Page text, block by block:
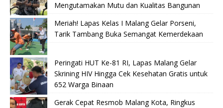
Mengutamakan Mutu dan Kualitas Bangunan
Meriah! Lapas Kelas I Malang Gelar Porseni,
Tarik Tambang Buka Semangat Kemerdekaan
Peringati HUT Ke-81 RI, Lapas Malang Gelar
Skrining HIV Hingga Cek Kesehatan Gratis untuk
652 Warga Binaan
Gerak Cepat Resmob Malang Kota, Ringkus